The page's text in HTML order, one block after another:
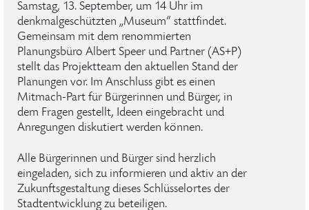
Samstag, 13. September, um 14 Uhr im
denkmalgeschützten „Museum“ stattfindet.
Gemeinsam mit dem renommierten
Planungsbüro Albert Speer und Partner (AS+P)
stellt das Projektteam den aktuellen Stand der
Planungen vor. Im Anschluss gibt es einen
Mitmach-Part für Bürgerinnen und Bürger, in
dem Fragen gestellt, Ideen eingebracht und
Anregungen diskutiert werden können.
Alle Bürgerinnen und Bürger sind herzlich
eingeladen, sich zu informieren und aktiv an der
Zukunftsgestaltung dieses Schlüsselortes der
Stadtentwicklung zu beteiligen.